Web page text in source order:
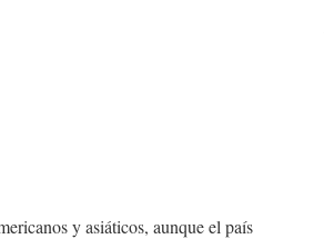
y asiáticos, aunque el país